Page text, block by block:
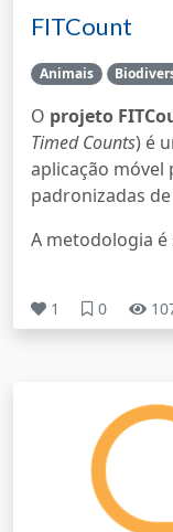
FITCount
Animais
O projeto
Timed Counts) é
aplicação móvel
padronizadas
A metodologia
1 0